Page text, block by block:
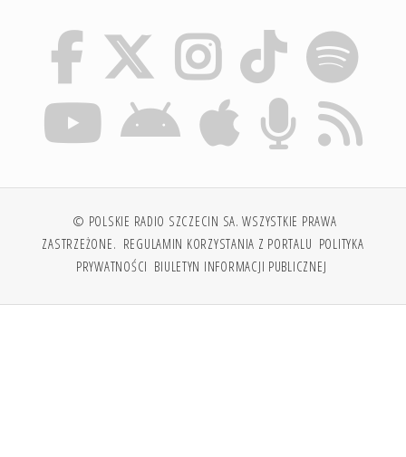
© POLSKIE RADIO SZCZECIN SA. WSZYSTKIE PRAWA
ZASTRZEŻONE. REGULAMIN KORZYSTANIA Z PORTALU POLITYKA
PRYWATNOŚCI BIULETYN INFORMACJI PUBLICZNEJ